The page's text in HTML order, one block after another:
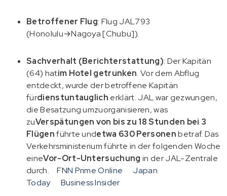
Betroffener Flug: Flug JAL793
(Honolulu→Nagoya [Chubu]).
Sachverhalt (Berichterstattung): Der Kapitän
(64) hatim Hotel getrunken. Vor dem Abflug
entdeckt, wurde der betroffene Kapitän
fürdienstuntauglich erklärt. JAL war gezwungen,
die Besatzung umzuorganisieren, was
zuVerspätungen von bis zu 18 Stunden bei 3
Flügenführte undetwa 630 Personenbetraf. Das
Verkehrsministerium führte in der folgenden Woche
eineVor-Ort-Untersuchung in der JAL-Zentrale
durch.
FNN Prime Online
Japan
Today
Business Insider